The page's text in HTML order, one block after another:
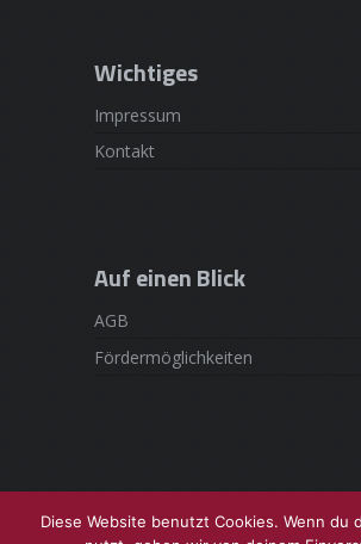
Wichtiges
Impressum
Kontakt
Auf einen Blick
AGB
Fördermöglichkeiten
Diese Website benutzt Cookies. Wenn du